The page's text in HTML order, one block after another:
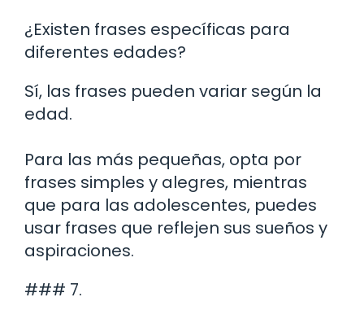
¿Existen frases específicas para
diferentes edades?
Sí, las frases pueden variar según la
edad.
Para las más pequeñas, opta por
frases simples y alegres, mientras
que para las adolescentes, puedes
usar frases que reflejen sus sueños y
aspiraciones.
### 7.